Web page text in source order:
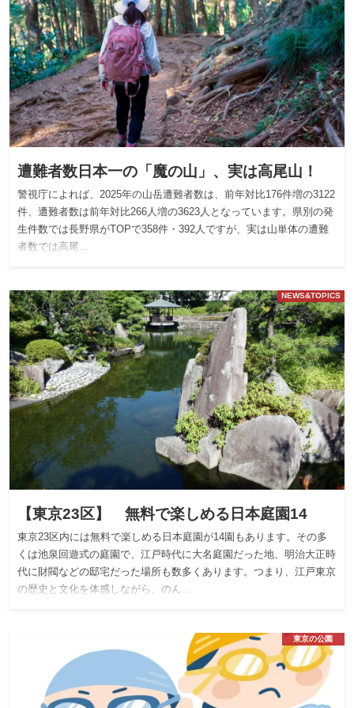
遭難者数日本一の「魔の山」、実は高尾山！
警視庁によれば、2025年の山岳遭難者数は、前年対比176件増の3122
件、遭難者数は前年対比266人増の3623人となっています。県別の発
生件数では長野県がTOPで358件・392人ですが、実は山単体の遭難
者数では高尾…
NEWS&TOPICS
【東京23区】 無料で楽しめる日本庭園14
東京23区内には無料で楽しめる日本庭園が14園もあります。その多
くは池泉回遊式の庭園で、江戸時代に大名庭園だった地、明治大正時
代に財閥などの邸宅だった場所も数多くあります。つまり、江戸東京
の歴史と文化を体感しながら、のん…
東京の公園